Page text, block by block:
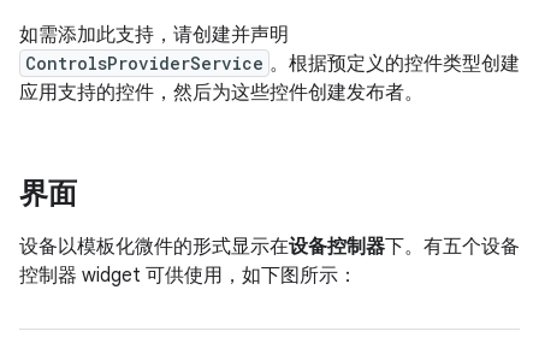
如需添加此支持，请创建并声明
ControlsProviderService 。根据预定义的控件类型创建
应用支持的控件，然后为这些控件创建发布者。
界面
设备以模板化微件的形式显示在设备控制器下。有五个设备
控制器 widget 可供使用，如下图所示：